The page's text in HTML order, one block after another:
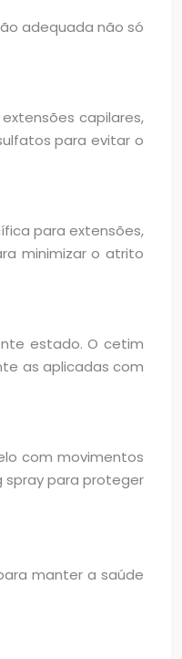
adequada não só
capilares,
para evitar o
para extensões,
minimizar o atrito
estado. O cetim
as aplicadas com
com movimentos
spray para proteger
manter a saúde